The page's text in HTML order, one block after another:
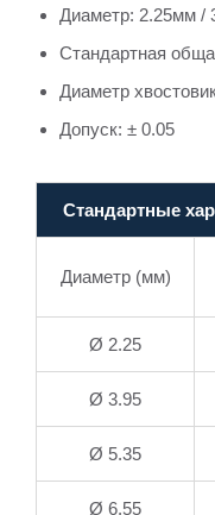
Диаметр: 2.25мм /
Стандартная
Диаметр
Допуск: ± 0.05
Стандартные
Диаметр (мм)
Ø 2.25
Ø 3.95
Ø 5.35
Ø 6.55